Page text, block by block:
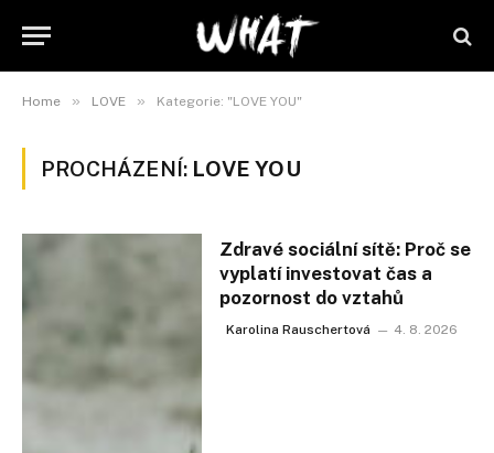
Home » LOVE » Kategorie: "LOVE YOU"
PROCHÁZENÍ: LOVE YOU
Zdravé sociální sítě: Proč se
vyplatí investovat čas a
pozornost do vztahů
Karolina Rauschertová 4. 8. 2026